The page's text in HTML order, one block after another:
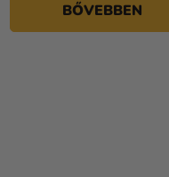
BŐVEBBEN